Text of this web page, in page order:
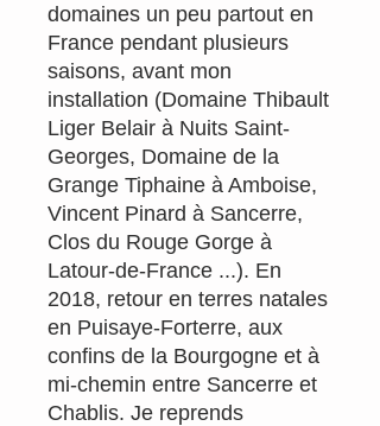
domaines un peu partout en
France pendant plusieurs
saisons, avant mon
installation (Domaine Thibault
Liger Belair à Nuits Saint-
Georges, Domaine de la
Grange Tiphaine à Amboise,
Vincent Pinard à Sancerre,
Clos du Rouge Gorge à
Latour-de-France ...). En
2018, retour en terres natales
en Puisaye-Forterre, aux
confins de la Bourgogne et à
mi-chemin entre Sancerre et
Chablis. Je reprends